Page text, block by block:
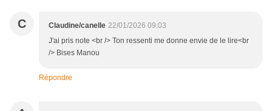
C Claudine/canelle 22/01/2026 09:03
J'ai pris note <br /> Ton ressenti me donne envie de le lire<br
/> Bises Manou
Répondre